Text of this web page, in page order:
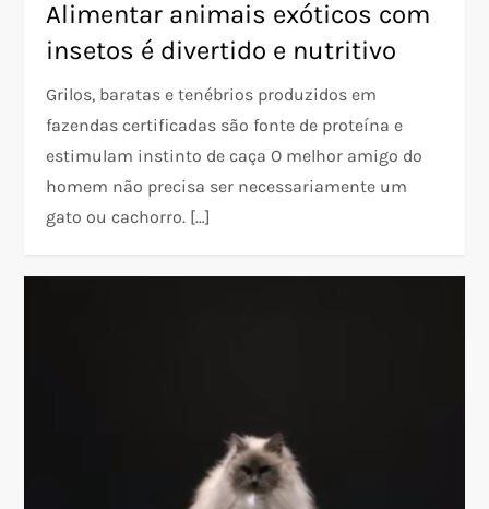
Alimentar animais exóticos com
insetos é divertido e nutritivo
Grilos, baratas e tenébrios produzidos em
fazendas certificadas são fonte de proteína e
estimulam instinto de caça O melhor amigo do
homem não precisa ser necessariamente um
gato ou cachorro. […]